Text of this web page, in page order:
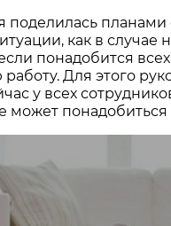
поделилась
как в случае
понадобится
Для этого
у всех
может понадобиться